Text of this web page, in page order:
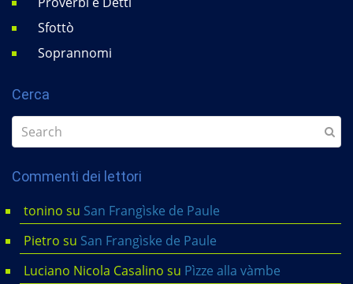
Sfottò
Soprannomi
Cerca
Commenti dei lettori
tonino su San Frangìske de Paule
Pietro su San Frangìske de Paule
Luciano Nicola Casalino su Pìzze alla vàmbe